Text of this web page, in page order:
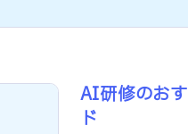
AI研修のお
ド